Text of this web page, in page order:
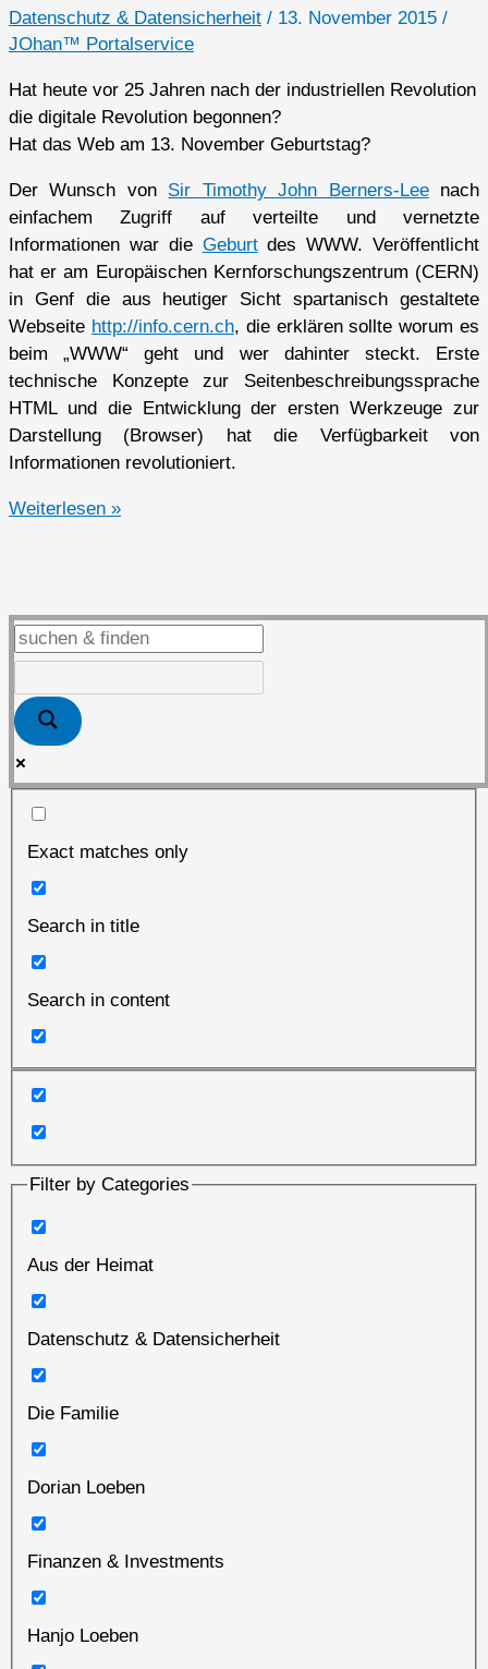
Datenschutz & Datensicherheit / 13. November 2015 /
JOhan™ Portalservice
Hat heute vor 25 Jahren nach der industriellen Revolution
die digitale Revolution begonnen?
Hat das Web am 13. November Geburtstag?
Der Wunsch von Sir Timothy John Berners-Leenach
einfachem Zugriff auf verteilte und vernetzte
Informationen war die Geburtdes WWW. Veröffentlicht
hat er am Europäischen Kernforschungszentrum (CERN)
in Genf die aus heutiger Sicht spartanisch gestaltete
Webseite http://info.cern.ch, die erklären sollte worum es
beim „WWW“ geht und wer dahinter steckt. Erste
technische Konzepte zur Seitenbeschreibungssprache
HTML und die Entwicklung der ersten Werkzeuge zur
Darstellung (Browser) hat die Verfügbarkeit von
Informationen revolutioniert.
25
Gefahren
und
Weiterlesen »
Exact matches only
Search in title
Search in content
Filter by Categories
Aus der Heimat
Datenschutz & Datensicherheit
Die Familie
Dorian Loeben
Finanzen & Investments
Hanjo Loeben